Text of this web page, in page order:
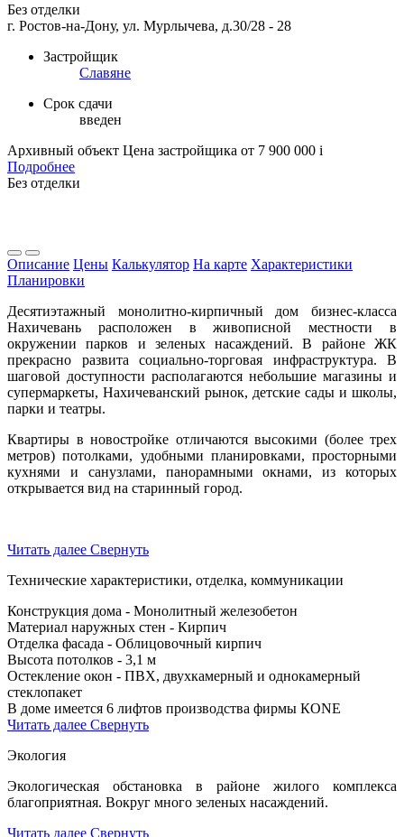
Без отделки
г. Ростов-на-Дону, ул. Мурлычева, д.30/28 - 28
Застройщик
Славяне
Срок сдачи
введен
Архивный объект Цена застройщика от 7 900 000 i
Подробнее
Без отделки
Описание Цены Калькулятор На карте Характеристики
Планировки
Десятиэтажный монолитно-кирпичный дом бизнес-класса
Нахичевань расположен в живописной местности в
окружении парков и зеленых насаждений. В районе ЖК
прекрасно развита социально-торговая инфраструктура. В
шаговой доступности располагаются небольшие магазины и
супермаркеты, Нахичеванский рынок, детские сады и школы,
парки и театры.
Квартиры в новостройке отличаются высокими (более трех
метров) потолками, удобными планировками, просторными
кухнями и санузлами, панорамными окнами, из которых
открывается вид на старинный город.
Читать далее Свернуть
Технические характеристики, отделка, коммуникации
Конструкция дома - Монолитный железобетон
Материал наружных стен - Кирпич
Отделка фасада - Облицовочный кирпич
Высота потолков - 3,1 м
Остекление окон - ПВХ, двухкамерный и однокамерный
стеклопакет
В доме имеется 6 лифтов производства фирмы КONE
Читать далее Свернуть
Экология
Экологическая обстановка в районе жилого комплекса
благоприятная. Вокруг много зеленых насаждений.
Читать далее Свернуть